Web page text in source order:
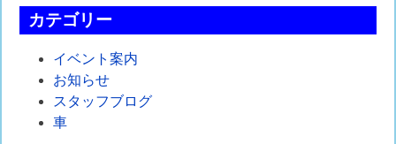
カテゴリー
イベント案内
お知らせ
スタッフブログ
車